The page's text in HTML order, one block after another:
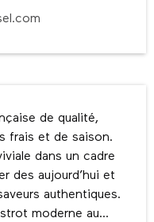
de qualité,
frais et de saison.
dans un cadre
des aujourd’hui et
authentiques.
moderne au...